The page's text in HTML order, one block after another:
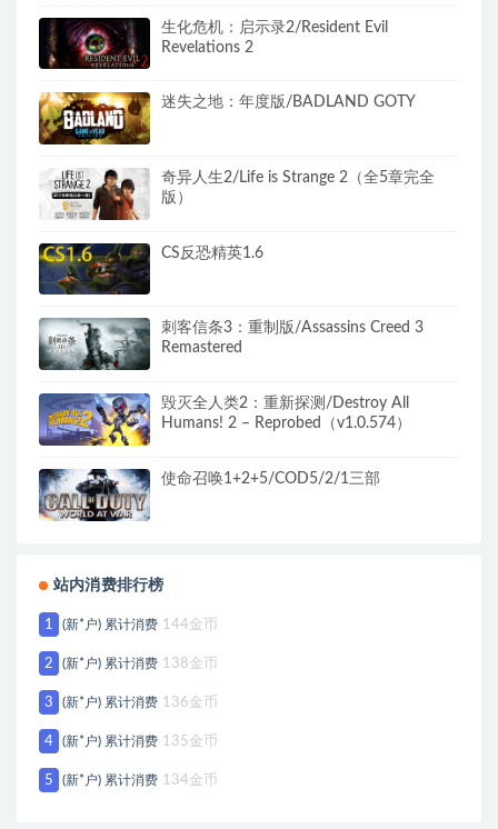
生化危机：启示录2/Resident Evil
Revelations 2
迷失之地：年度版/BADLAND GOTY
奇异人生2/Life is Strange 2（全5章完全
版）
CS反恐精英1.6
刺客信条3：重制版/Assassins Creed 3
Remastered
毁灭全人类2：重新探测/Destroy All
Humans! 2 – Reprobed（v1.0.574）
使命召唤1+2+5/COD5/2/1三部
站内消费排行榜
1 (新*户) 累计消费 144金币
2 (新*户) 累计消费 138金币
3 (新*户) 累计消费 136金币
4 (新*户) 累计消费 135金币
5 (新*户) 累计消费 134金币